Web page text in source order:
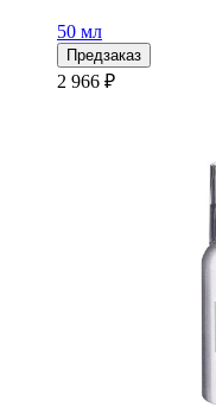
50 мл
Предзаказ
2 966 ₽